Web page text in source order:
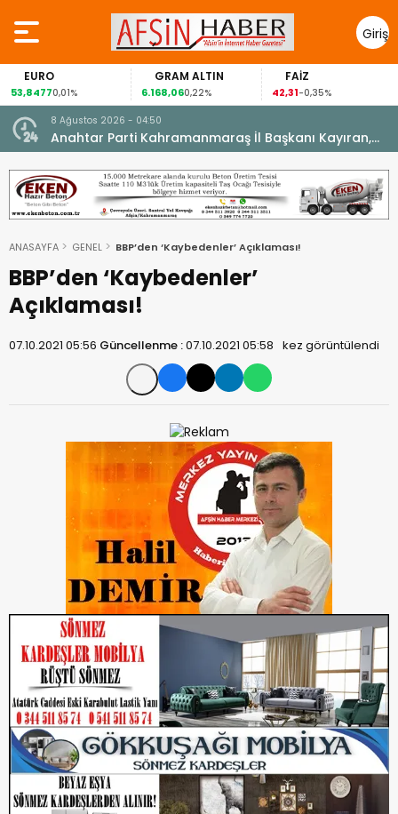
Giriş
Yap
EURO
53,84770,01%
GRAM ALTIN
6.168,060,22%
FAİZ
42,31-0,35%
8 Ağustos 2026 - 04:50
Anahtar Parti Kahramanmaraş İl Başkanı Kayıran,
Afşin Teşkilatı ile buluştu.
ANASAYFA GENEL BBP’den ‘Kaybedenler’ Açıklaması!
BBP’den ‘Kaybedenler’
Açıklaması!
07.10.2021 05:56 Güncellenme :07.10.2021 05:58 kez görüntülendi